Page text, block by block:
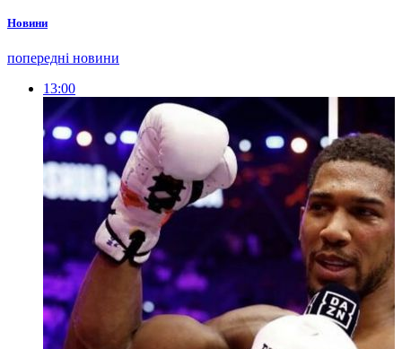
Новини
попередні новини
13:00